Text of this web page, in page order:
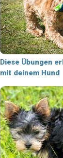
Diese Übungen
mit deinem Hund